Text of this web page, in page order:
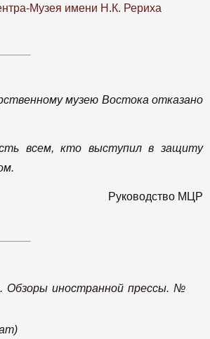
Музея имени Н.К. Рериха
музею Востока отказано
всем, кто выступил в защиту
Руководство МЦР
Обзоры иностранной прессы. №